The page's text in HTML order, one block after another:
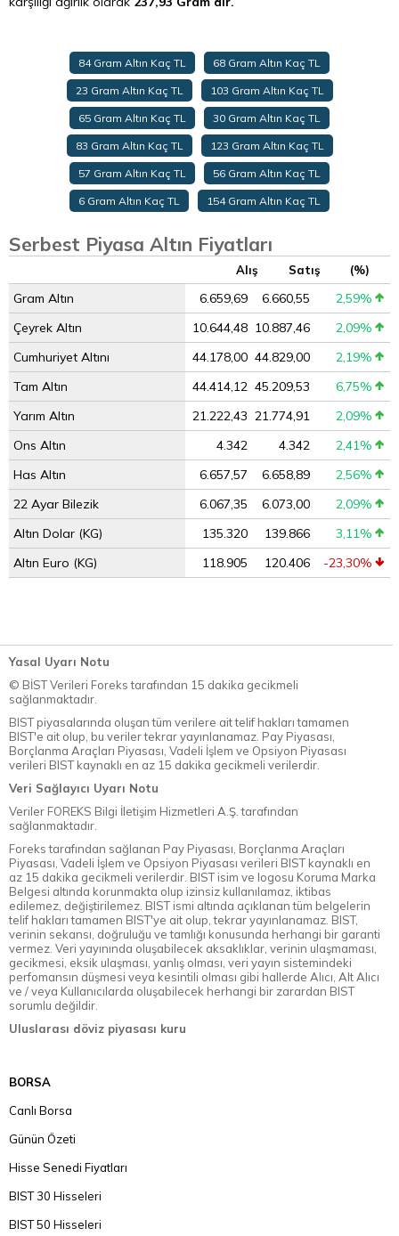
84 Gram Altın Kaç TL 68 Gram Altın Kaç TL
23 Gram Altın Kaç TL 103 Gram Altın Kaç TL
65 Gram Altın Kaç TL 30 Gram Altın Kaç TL
83 Gram Altın Kaç TL 123 Gram Altın Kaç TL
57 Gram Altın Kaç TL 56 Gram Altın Kaç TL
6 Gram Altın Kaç TL 154 Gram Altın Kaç TL
Serbest Piyasa Altın Fiyatları
Alış Satış (%)
Gram Altın 6.659,69 6.660,55
2,59%
Çeyrek Altın
10.644,48 10.887,46
2,09%
Cumhuriyet Altını
44.178,00 44.829,00
2,19%
Tam Altın
44.414,12 45.209,53
6,75%
Yarım Altın
21.222,43 21.774,91
2,09%
Ons Altın
4.342 4.342
2,41%
Has Altın
6.657,57 6.658,89
2,56%
22 Ayar Bilezik
6.067,35 6.073,00
2,09%
Altın Dolar (KG)
135.320 139.866
3,11%
Altın Euro (KG)
118.905 120.406 -23,30%
Yasal Uyarı Notu
© BİST Verileri Foreks tarafından 15 dakika gecikmeli
sağlanmaktadır.
BIST piyasalarında oluşan tüm verilere ait telif hakları tamamen
BIST'e ait olup, bu veriler tekrar yayınlanamaz. Pay Piyasası,
Borçlanma Araçları Piyasası, Vadeli İşlem ve Opsiyon Piyasası
verileri BIST kaynaklı en az 15 dakika gecikmeli verilerdir.
Veri Sağlayıcı Uyarı Notu
Veriler FOREKS Bilgi İletişim Hizmetleri A.Ş. tarafından
sağlanmaktadır.
Foreks tarafından sağlanan Pay Piyasası, Borçlanma Araçları
Piyasası, Vadeli İşlem ve Opsiyon Piyasası verileri BIST kaynaklı en
az 15 dakika gecikmeli verilerdir. BIST isim ve logosu Koruma Marka
Belgesi altında korunmakta olup izinsiz kullanılamaz, iktibas
edilemez, değiştirilemez. BIST ismi altında açıklanan tüm belgelerin
telif hakları tamamen BIST'ye ait olup, tekrar yayınlanamaz. BIST,
verinin sekansı, doğruluğu ve tamlığı konusunda herhangi bir garanti
vermez. Veri yayınında oluşabilecek aksaklıklar, verinin ulaşmaması,
gecikmesi, eksik ulaşması, yanlış olması, veri yayın sistemindeki
perfomansın düşmesi veya kesintili olması gibi hallerde Alıcı, Alt Alıcı
ve / veya Kullanıcılarda oluşabilecek herhangi bir zarardan BIST
sorumlu değildir.
Uluslarası döviz piyasası kuru
BORSA
Canlı Borsa
Günün Özeti
Hisse Senedi Fiyatları
BIST 30 Hisseleri
BIST 50 Hisseleri